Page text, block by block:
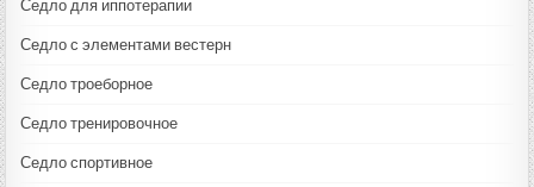
Седло для иппотерапии
Седло с элементами вестерн
Седло троеборное
Седло тренировочное
Седло спортивное